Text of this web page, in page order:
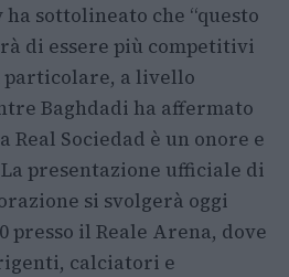
sottolineato che “questo
di essere più competitivi
a livello
Baghdadi ha affermato
Real Sociedad è un onore e
presentazione ufficiale di
si svolgerà oggi
presso il Reale Arena, dove
calciatori e